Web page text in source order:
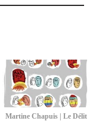
Martine Chapuis | Le Délit